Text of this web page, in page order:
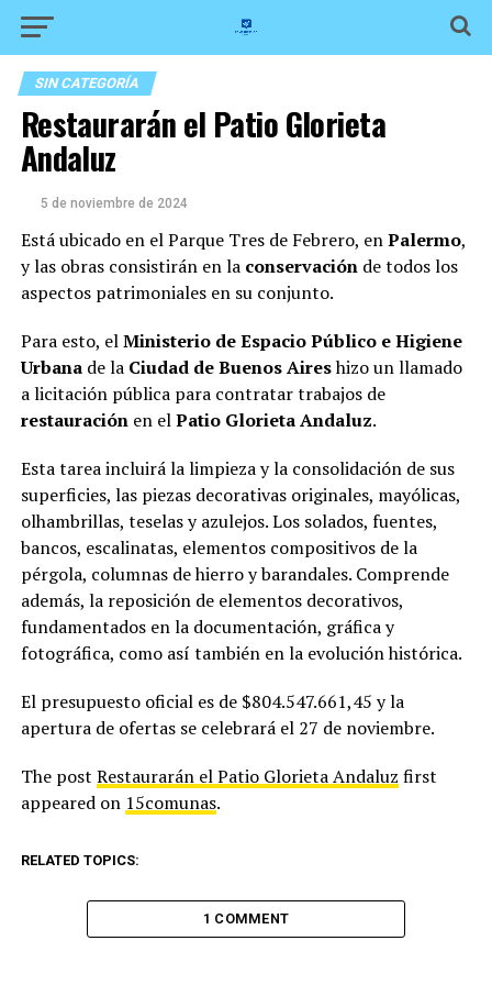
SIN CATEGORÍA
Restaurarán el Patio Glorieta
Andaluz
5 de noviembre de 2024
Está ubicado en el Parque Tres de Febrero, enPalermo,
y las obras consistirán en la conservaciónde todos los
aspectos patrimoniales en su conjunto.
Para esto, elMinisterio de Espacio Público e Higiene
Urbanade la Ciudad de Buenos Aireshizo un llamado
a licitación pública para contratar trabajos de
restauraciónen elPatio Glorieta Andaluz.
Esta tarea incluirá la limpieza y la consolidación de sus
superficies, las piezas decorativas originales, mayólicas,
olhambrillas, teselas y azulejos. Los solados, fuentes,
bancos, escalinatas, elementos compositivos de la
pérgola, columnas de hierro y barandales. Comprende
además, la reposición de elementos decorativos,
fundamentados en la documentación, gráfica y
fotográfica, como así también en la evolución histórica.
El presupuesto oficial es de $804.547.661,45 y la
apertura de ofertas se celebrará el 27 de noviembre.
The post Restaurarán el Patio Glorieta Andaluz first
appeared on 15comunas.
RELATED TOPICS:
1 COMMENT